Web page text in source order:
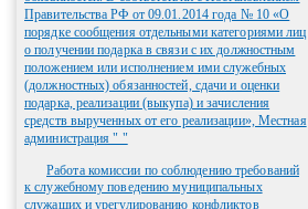
Правительства РФ от 09.01.2014 года № 10 «О
порядке сообщения отдельными категориями лиц
о получении подарка в связи с их должностным
положением или исполнением ими служебных
(должностных) обязанностей, сдачи и оценки
подарка, реализации (выкупа) и зачисления
средств вырученных от его реализации», Местная
администрация " "
Работа комиссии по соблюдению требований
к служебному поведению муниципальных
служащих и урегулированию конфликтов